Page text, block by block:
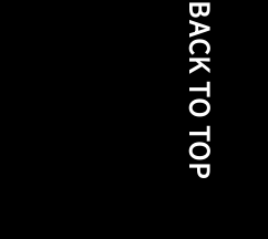
BACK TO TOP